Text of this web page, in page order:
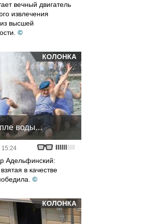
вечный двигатель
извлечения
высшей
©
КОЛОНКА
воды...
15:24
Адельфинский:
в качестве
©
КОЛОНКА